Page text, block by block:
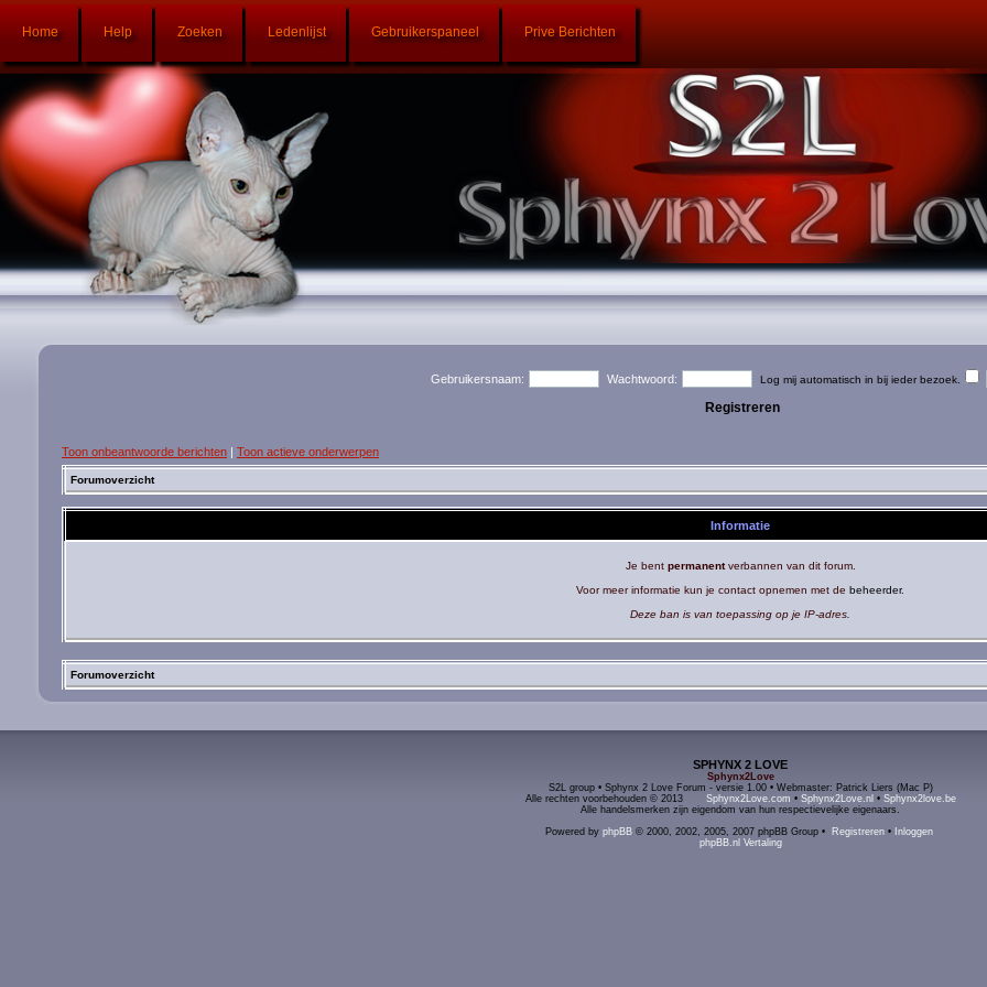
Home Help Zoeken Ledenlijst Gebruikerspaneel Prive Berichten
Gebruikersnaam: Wachtwoord: Log mij automatisch in bij ieder bezoek.
Registreren
Toon onbeantwoorde berichten | Toon actieve onderwerpen
Forumoverzicht
Informatie
Je bent permanentverbannen van dit forum.
Voor meer informatie kun je contact opnemen met de beheerder.
Deze ban is van toepassing op je IP-adres.
Forumoverzicht
SPHYNX 2 LOVE
Sphynx2Love
S2L group • Sphynx 2 Love Forum - versie 1.00 • Webmaster: Patrick Liers (Mac P)
Alle rechten voorbehouden © 2013 Sphynx2Love.com • Sphynx2Love.nl • Sphynx2love.be
Alle handelsmerken zijn eigendom van hun respectievelijke eigenaars.
Powered by phpBB© 2000, 2002, 2005, 2007 phpBB Group • Registreren• Inloggen
phpBB.nl Vertaling